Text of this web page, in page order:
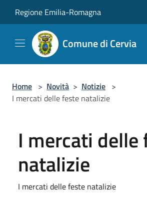
Regione Emilia-Romagna
Comune di Cervia
Home > Novità > Notizie >
I mercati delle feste natalizie
I mercati delle
natalizie
I mercati delle feste natalizie